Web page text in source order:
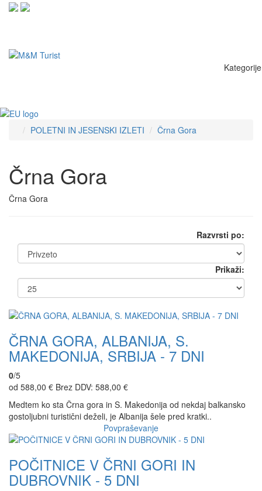
Kategorije
POLETNI IN JESENSKI IZLETI Črna Gora
Črna Gora
Črna Gora
Razvrsti po:
Prikaži:
ČRNA GORA, ALBANIJA, S.
MAKEDONIJA, SRBIJA - 7 DNI
0/5
od 588,00 € Brez DDV: 588,00 €
Medtem ko sta Črna gora in S. Makedonija od nekdaj balkansko
gostoljubni turistični deželi, je Albanija šele pred kratki..
Povpraševanje
POČITNICE V ČRNI GORI IN
DUBROVNIK - 5 DNI